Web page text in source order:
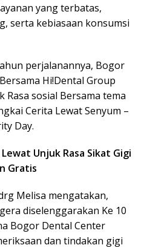
yang terbatas,
serta kebiasaan konsumsi
perjalanannya, Bogor
Hi!Dental Group
sosial Bersama tema
Cerita Lewat Senyum –
Day.
Unjuk Rasa Sikat Gigi
Gratis
Melisa mengatakan,
diselenggarakan Ke 10
Bogor Dental Center
dan tindakan gigi